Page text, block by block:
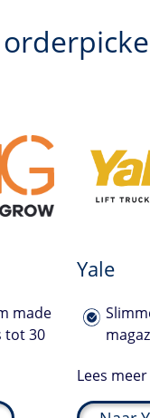
made
tot 30
–
Yale
Met
Lees